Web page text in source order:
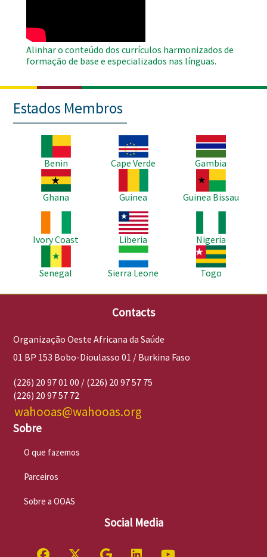
Alinhar o conteúdo dos currículos harmonizados de
formação de base e especializados nas línguas.
Estados Membros
Benin
Imagem
Cape Verde
Imagem
Gambia
Imagem
Ghana
Guinea
Imagem
Guinea Bissau
Ivory Coast
Imagem
Liberia
Nigeria
Imagem
Senegal
Imagem
Sierra Leone
Imagem
Togo
Contacts
Organização Oeste Africana da Saúde
01 BP 153 Bobo-Dioulasso 01 / Burkina Faso
(226) 20 97 01 00 / (226) 20 97 57 75
(226) 20 97 57 72
wahooas@wahooas.org
Sobre
O que fazemos
Parceiros
Sobre a OOAS
Social Media